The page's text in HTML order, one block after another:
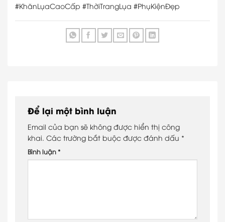
#KhănLụaCaoCấp #ThờiTrangLụa #PhụKiệnĐẹp
Để lại một bình luận
Email của bạn sẽ không được hiển thị công
khai. Các trường bắt buộc được đánh dấu *
Bình luận *